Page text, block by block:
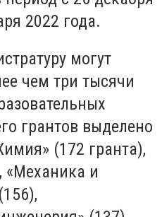
2022 года.
могут
чем три тысячи
грантов выделено
(172 гранта),
«Механика и